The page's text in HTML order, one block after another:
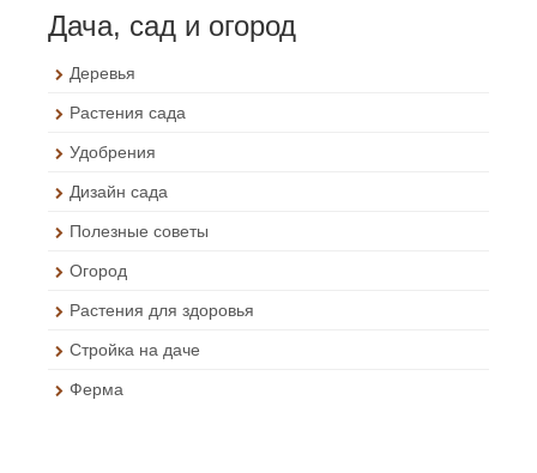
Дача, сад и огород
Деревья
Растения сада
Удобрения
Дизайн сада
Полезные советы
Огород
Растения для здоровья
Стройка на даче
Ферма